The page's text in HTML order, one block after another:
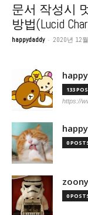
문서 작성시
방법(Lucid
happydaddy - 2020년 12
133
https://
0
0